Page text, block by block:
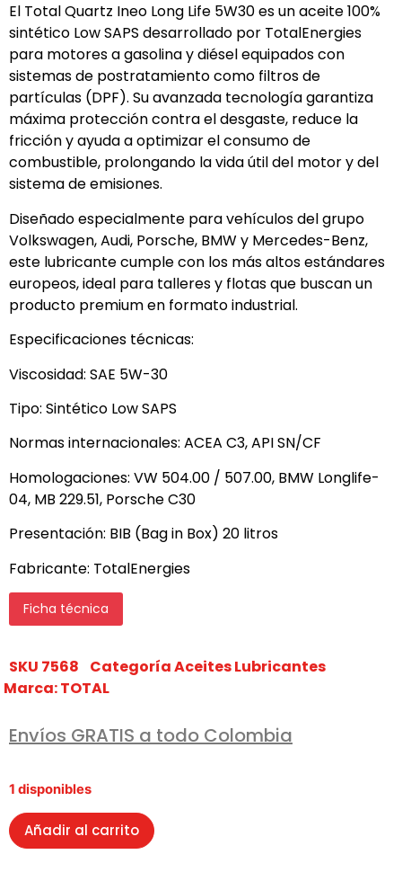
El Total Quartz Ineo Long Life 5W30 es un aceite 100%
sintético Low SAPS desarrollado por TotalEnergies
para motores a gasolina y diésel equipados con
sistemas de postratamiento como filtros de
partículas (DPF). Su avanzada tecnología garantiza
máxima protección contra el desgaste, reduce la
fricción y ayuda a optimizar el consumo de
combustible, prolongando la vida útil del motor y del
sistema de emisiones.
Diseñado especialmente para vehículos del grupo
Volkswagen, Audi, Porsche, BMW y Mercedes-Benz,
este lubricante cumple con los más altos estándares
europeos, ideal para talleres y flotas que buscan un
producto premium en formato industrial.
Especificaciones técnicas:
Viscosidad: SAE 5W-30
Tipo: Sintético Low SAPS
Normas internacionales: ACEA C3, API SN/CF
Homologaciones: VW 504.00 / 507.00, BMW Longlife-
04, MB 229.51, Porsche C30
Presentación: BIB (Bag in Box) 20 litros
Fabricante: TotalEnergies
Ficha técnica
SKU 7568 CategoríaAceites Lubricantes
Marca:TOTAL
Envíos GRATIS a todo Colombia
1 disponibles
Añadir al carrito